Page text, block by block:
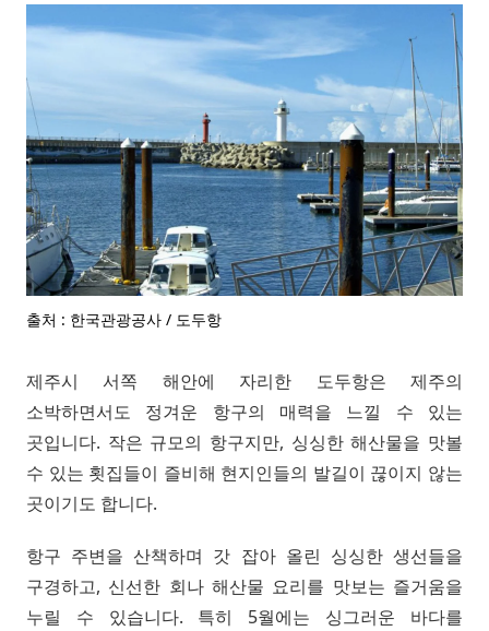
출처 : 한국관광공사 / 도두항
제주시 서쪽 해안에 자리한 도두항은 제주의
소박하면서도 정겨운 항구의 매력을 느낄 수 있는
곳입니다. 작은 규모의 항구지만, 싱싱한 해산물을 맛볼
수 있는 횟집들이 즐비해 현지인들의 발길이 끊이지 않는
곳이기도 합니다.
항구 주변을 산책하며 갓 잡아 올린 싱싱한 생선들을
구경하고, 신선한 회나 해산물 요리를 맛보는 즐거움을
누릴 수 있습니다. 특히 5월에는 싱그러운 바다를